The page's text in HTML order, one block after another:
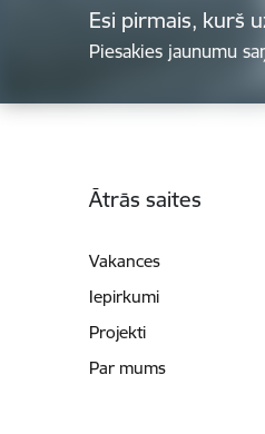
Esi pirmais, kurš
Piesakies jaunumu
Ātrās saites
Vakances
Iepirkumi
Projekti
Par mums